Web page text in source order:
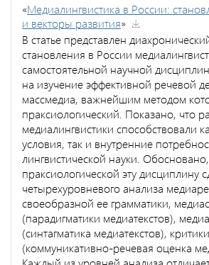
«Медиалингвистика в России:
и векторы развития»
В статье представлен
становления в России
самостоятельной научной
на изучение эффективной речевой
массмедиа, важнейшим методом
праксиологический. Показано, что
медиалингвистики способствовали
условия, так и внутренние
лингвистической науки.
праксиологической эту дисциплину
четырехуровневого анализа
своеобразной ее грамматики,
(парадигматики медиатекстов),
(синтагматика медиатекстов),
(коммуникативно-речевая оценка